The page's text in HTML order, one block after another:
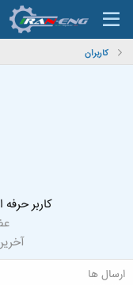
کاربران
کاربر
ارسال ها